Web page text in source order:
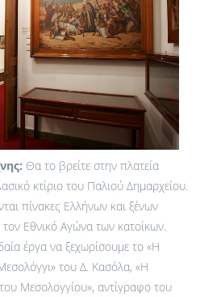
Θα το βρείτε στην πλατεία
κτίριο του Παλιού Δημαρχείου.
πίνακες Ελλήνων και ξένων
Εθνικό Αγώνα των κατοίκων.
έργα να ξεχωρίσουμε το «Η
του Δ. Κασόλα, «Η
Μεσολογγίου», αντίγραφο του